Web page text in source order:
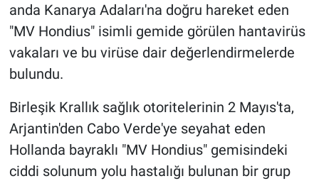
anda Kanarya Adaları'na doğru hareket eden
"MV Hondius" isimli gemide görülen hantavirüs
vakaları ve bu virüse dair değerlendirmelerde
bulundu.
Birleşik Krallık sağlık otoritelerinin 2 Mayıs'ta,
Arjantin'den Cabo Verde'ye seyahat eden
Hollanda bayraklı "MV Hondius" gemisindeki
ciddi solunum yolu hastalığı bulunan bir grup